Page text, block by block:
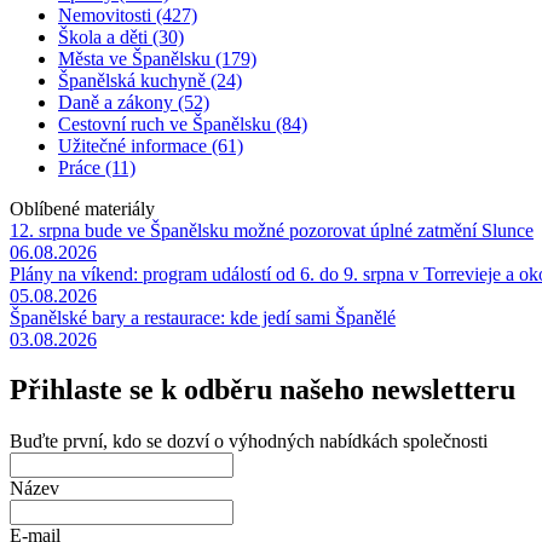
Nemovitosti (427)
Škola a děti (30)
Města ve Španělsku (179)
Španělská kuchyně (24)
Daně a zákony (52)
Cestovní ruch ve Španělsku (84)
Užitečné informace (61)
Práce (11)
Oblíbené materiály
12. srpna bude ve Španělsku možné pozorovat úplné zatmění Slunce
06.08.2026
Plány na víkend: program událostí od 6. do 9. srpna v Torrevieje a
05.08.2026
Španělské bary a restaurace: kde jedí sami Španělé
03.08.2026
Přihlaste se k odběru našeho newsletteru
Buďte první, kdo se dozví o výhodných nabídkách společnosti
Název
E-mail